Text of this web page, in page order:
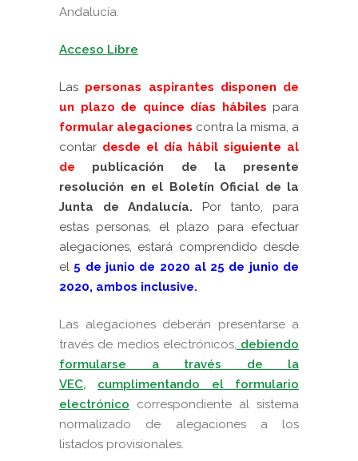
Andalucía.
Acceso Libre
Las personas aspirantes disponen de
un plazo de quince días hábiles para
formular alegaciones contra la misma, a
contar desde el día hábil siguiente al
de publicación de la presente
resolución en el Boletín Oficial de la
Junta de Andalucía. Por tanto, para
estas personas, el plazo para efectuar
alegaciones, estará comprendido desde
el 5 de junio de 2020 al 25 de junio de
2020, ambos inclusive.
Las alegaciones deberán presentarse a
través de medios electrónicos, debiendo
formularse a través de la
VEC,
cumplimentando el formulario
electrónico correspondiente al sistema
normalizado de alegaciones a los
listados provisionales.